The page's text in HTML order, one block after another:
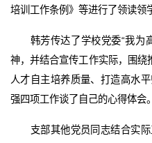
培训工作条例》等进行了领读领
韩芳传达了学校党委“我为
神，并结合宣传工作实际，围绕
人才自主培养质量、打造高水
强四项工作谈了自己的心得体会。
支部其他党员同志结合实